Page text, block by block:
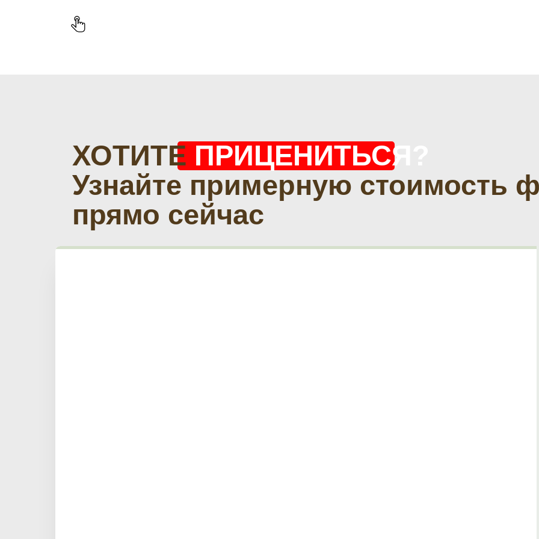
ХОТИТЕ ПРИЦЕНИТЬСЯ?
Узнайте примерную стоимость
прямо сейчас